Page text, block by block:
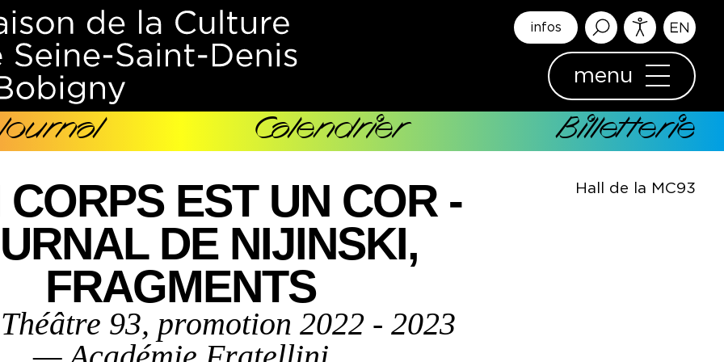
infos
menu
Calendrier Billetterie
CORPS EST UN COR -
DE NIJINSKI,
FRAGMENTS
93, promotion 2022 - 2023
Hall de la MC93